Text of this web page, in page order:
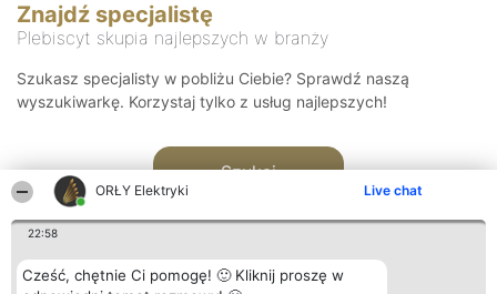
ORŁY Elektryki Live chat
22:58
Cześć, chętnie Ci pomogę! 🙂 Kliknij proszę w
Znajdź specjalistę
Plebiscyt skupia najlepszych w branży
Szukasz specjalisty w pobliżu Ciebie? Sprawdź naszą
wyszukiwarkę. Korzystaj tylko z usług najlepszych!
Szukaj